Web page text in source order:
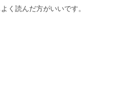
く読んだ方がいいです。